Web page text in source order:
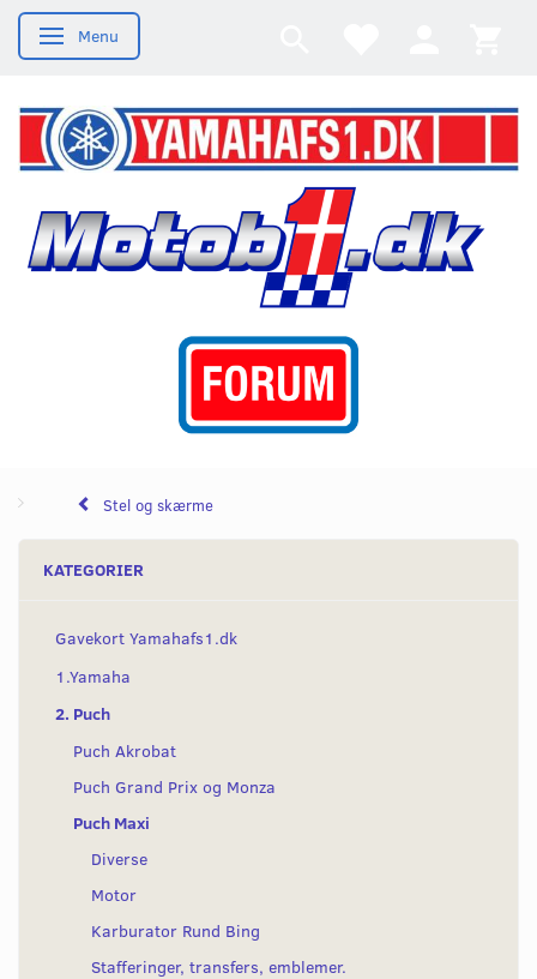
Skifte navigation
Menu
Stel og skærme
KATEGORIER
Gavekort Yamahafs1.dk
1.Yamaha
2. Puch
Puch Akrobat
Puch Grand Prix og Monza
Puch Maxi
Diverse
Motor
Karburator Rund Bing
Stafferinger, transfers, emblemer.